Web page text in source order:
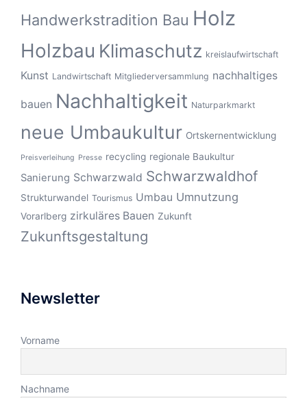
Handwerkstradition Bau Holz
Holzbau Klimaschutz kreislaufwirtschaft
Kunst Landwirtschaft Mitgliederversammlung nachhaltiges
bauen Nachhaltigkeit Naturparkmarkt
neue Umbaukultur Ortskernentwicklung
Preisverleihung Presse recycling regionale Baukultur
Sanierung Schwarzwald Schwarzwaldhof
Strukturwandel Tourismus Umbau Umnutzung
Vorarlberg zirkuläres Bauen Zukunft
Zukunftsgestaltung
Newsletter
Vorname
Nachname